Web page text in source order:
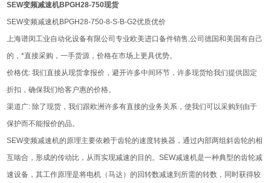
SEW变频减速机BPGH28-750现货
SEW变频减速机BPGH28-750-8-S-B-G2优质优价
上海谱闵工业自动化设备有限公司专业欧美进口备件销售,公司德国和美国有自己
的，*直接采购，一手货源，价格在市场上更具优势。
价格优: 我们直接从现货拿报价，避开许多中间环节，许多现货给我们提供固定
折扣，确保我们给客户惠的价格。
渠道广: 除了现货，我们跟欧洲许多有直接的业务关系，使我们可以采购到由于
保护而不能报价的品。
‌SEW变频减速机‌的原理主要依赖于齿轮的速度转换器，通过内部两组斜齿轮的相
互啮合，形成的传动比，从而实现减速的目的。SEW减速机是一种典型的齿轮减
速设备，其工作原理是将电机（马达）的回转数减速到所需的转数，同时获得较